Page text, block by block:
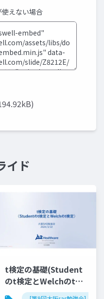
使えない場合
イド
t検定の基礎(Student
のt検定とWelchのt検
定)